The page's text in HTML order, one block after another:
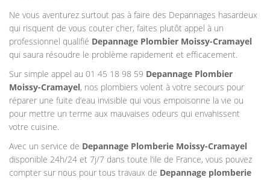
Ne vous aventurez surtout pas à faire des Depannages hasardeux
qui risquent de vous couter cher, faites plutôt appel à un
professionnel qualifié Depannage Plombier Moissy-Cramayel
qui saura résoudre le problème rapidement et efficacement.
Sur simple appel au 01 45 18 98 59 Depannage Plombier
Moissy-Cramayel, nos plombiers volent à votre secours pour
réparer une fuite d’eau invisible qui vous empoisonne la vie ou
pour mettre un terme aux mauvaises odeurs qui envahissent
votre cuisine.
Avec un service de Depannage Plomberie Moissy-Cramayel
disponible 24h/24 et 7j/7 dans toute l’ile de France, vous pouvez
compter sur nous pour tous travaux de Depannage plomberie